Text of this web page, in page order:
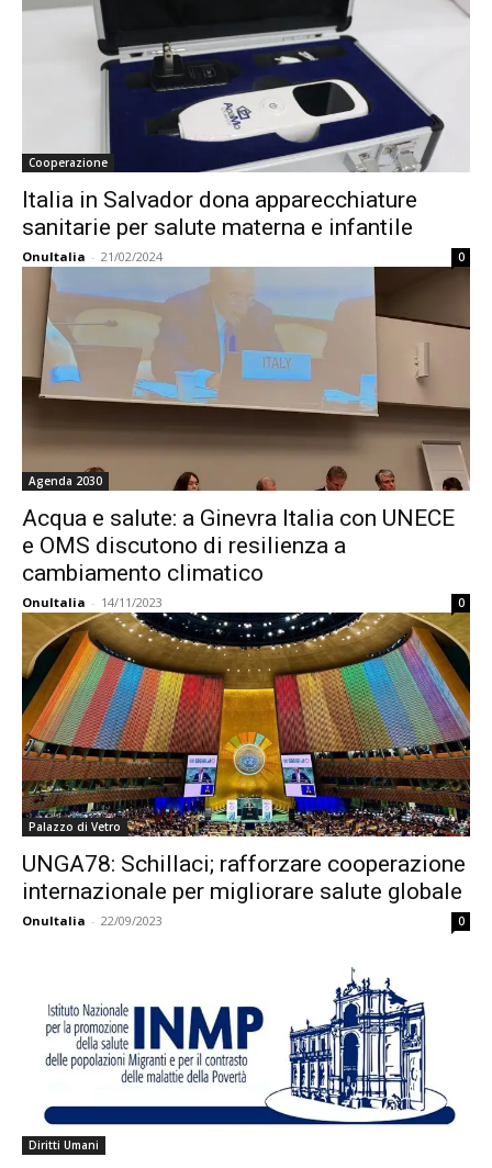
Cooperazione
Italia in Salvador dona apparecchiature
sanitarie per salute materna e infantile
OnuItalia - 21/02/2024 0
Agenda 2030
Acqua e salute: a Ginevra Italia con UNECE
e OMS discutono di resilienza a
cambiamento climatico
OnuItalia - 14/11/2023 0
Palazzo di Vetro
UNGA78: Schillaci; rafforzare cooperazione
internazionale per migliorare salute globale
OnuItalia - 22/09/2023 0
Diritti Umani